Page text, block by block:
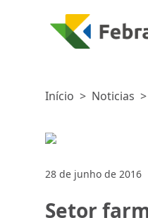
Início > Noticias >
28 de junho de 2016
Setor